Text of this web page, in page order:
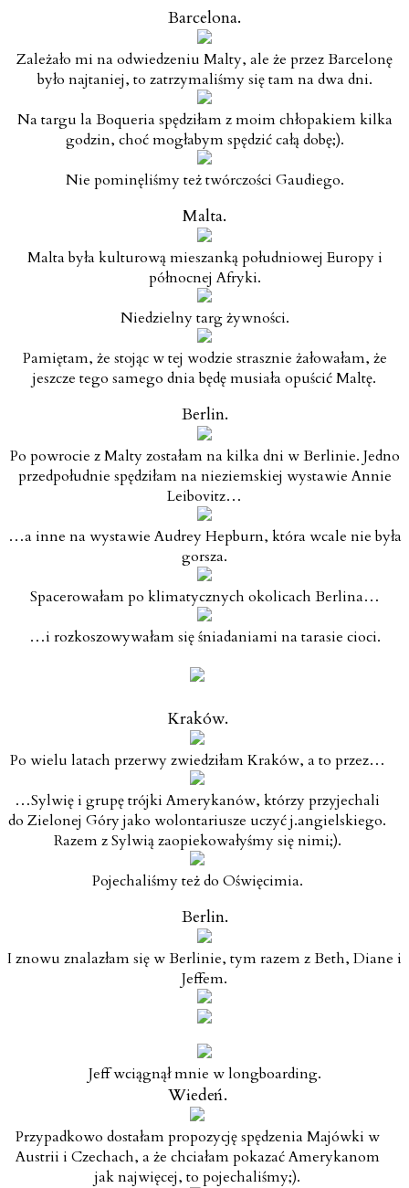
Barcelona.
Zależało mi na odwiedzeniu Malty, ale że przez Barcelonę
było najtaniej, to zatrzymaliśmy się tam na dwa dni.
Na targu la Boqueria spędziłam z moim chłopakiem kilka
godzin, choć mogłabym spędzić całą dobę;).
Nie pominęliśmy też twórczości Gaudiego.
Malta.
Malta była kulturową mieszanką południowej Europy i
północnej Afryki.
Niedzielny targ żywności.
Pamiętam, że stojąc w tej wodzie strasznie żałowałam, że
jeszcze tego samego dnia będę musiała opuścić Maltę.
Berlin.
Po powrocie z Malty zostałam na kilka dni w Berlinie. Jedno
przedpołudnie spędziłam na nieziemskiej wystawie Annie
Leibovitz…
…a inne na wystawie Audrey Hepburn, która wcale nie była
gorsza.
Spacerowałam po klimatycznych okolicach Berlina…
…i rozkoszowywałam się śniadaniami na tarasie cioci.
Kraków.
Po wielu latach przerwy zwiedziłam Kraków, a to przez…
…Sylwię i grupę trójki Amerykanów, którzy przyjechali
do Zielonej Góry jako wolontariusze uczyć j.angielskiego.
Razem z Sylwią zaopiekowałyśmy się nimi;).
Pojechaliśmy też do Oświęcimia.
Berlin.
I znowu znalazłam się w Berlinie, tym razem z Beth, Diane i
Jeffem.
Jeff wciągnął mnie w longboarding.
Wiedeń.
Przypadkowo dostałam propozycję spędzenia Majówki w
Austrii i Czechach, a że chciałam pokazać Amerykanom
jak najwięcej, to pojechaliśmy;).